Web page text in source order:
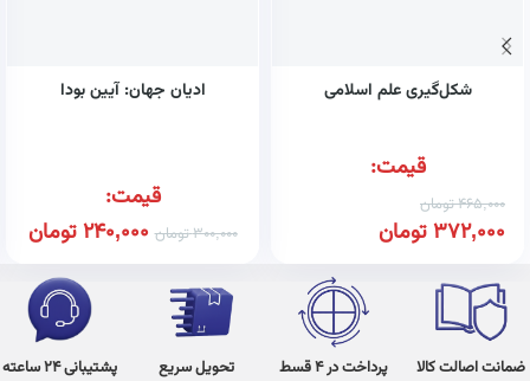
شکل‌گیری علم اسلامی
قیمت:
465,000تومان
372,000تومان
ادیان جهان: آیین بودا
قیمت:
300,000تومان 240,000تومان
ضمانت اصالت کالا پرداخت در 4 قسط تحویل سریع پشتیبانی 24 ساعته